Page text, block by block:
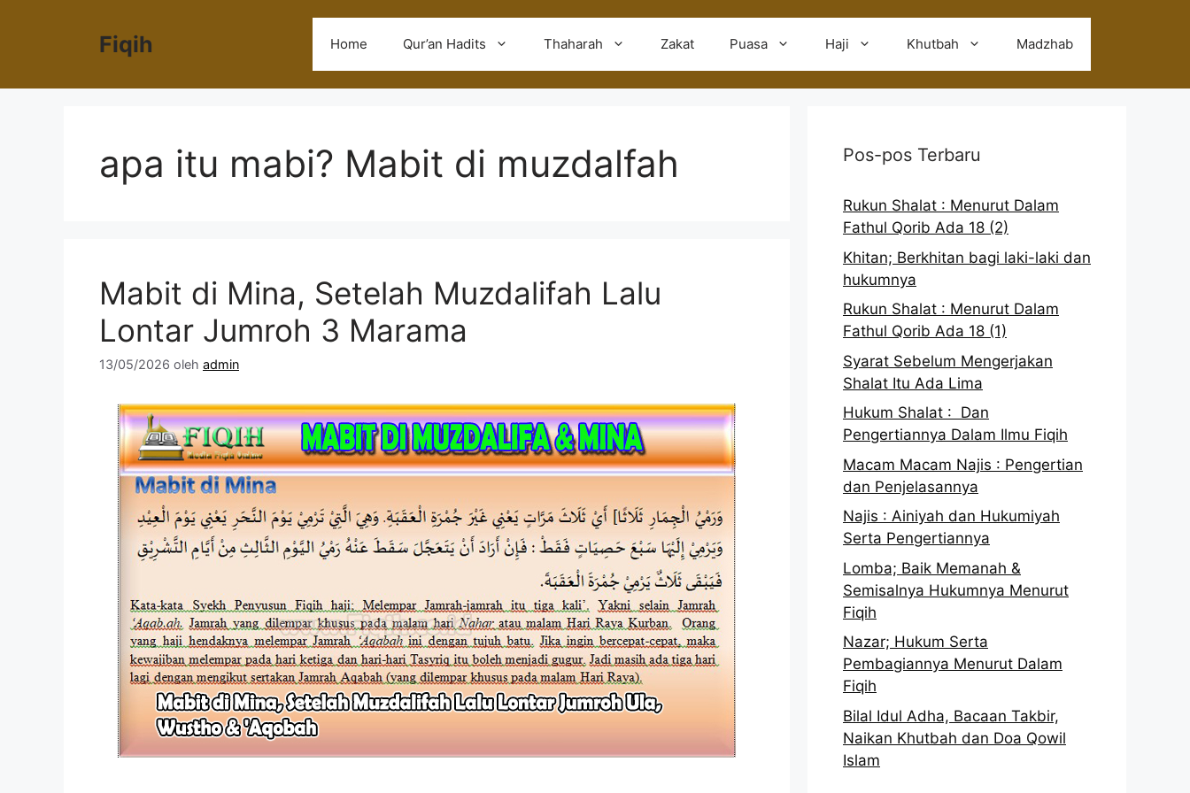
Fiqih Home Qur’an Hadits Thaharah Zakat Puasa Haji Khutbah Madzhab
apa itu mabi? Mabit di muzdalfah
Mabit di Mina, Setelah Muzdalifah Lalu
Lontar Jumroh 3 Marama
13/05/2026 oleh admin
Pos-pos Terbaru
Rukun Shalat : Menurut Dalam
Fathul Qorib Ada 18 (2)
Khitan; Berkhitan bagi laki-laki dan
hukumnya
Rukun Shalat : Menurut Dalam
Fathul Qorib Ada 18 (1)
Syarat Sebelum Mengerjakan
Shalat Itu Ada Lima
Hukum Shalat : Dan
Pengertiannya Dalam Ilmu Fiqih
Macam Macam Najis : Pengertian
dan Penjelasannya
Najis : Ainiyah dan Hukumiyah
Serta Pengertiannya
Lomba; Baik Memanah &
Semisalnya Hukumnya Menurut
Fiqih
Nazar; Hukum Serta
Pembagiannya Menurut Dalam
Fiqih
Bilal Idul Adha, Bacaan Takbir,
Naikan Khutbah dan Doa Qowil
Islam